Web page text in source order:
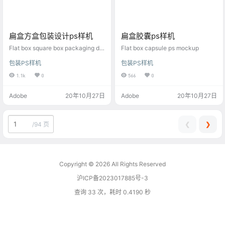
扁盒方盒包装设计ps样机
Flat box square box packaging de
包装PS样机
1.1k 0
Adobe 20年10月27日
扁盒胶囊ps样机
Flat box capsule ps mockup
包装PS样机
566 0
Adobe 20年10月27日
/94 页 ❮ ❯
Copyright © 2026 All Rights Reserved
沪ICP备2023017885号-3
查询 33 次，耗时 0.4190 秒